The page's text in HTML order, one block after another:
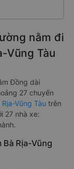
nằm đi
Vũng Tàu
Đồng dài
27 chuyến
Vũng Tàu trên
27 nhà xe:
Rịa-Vũng